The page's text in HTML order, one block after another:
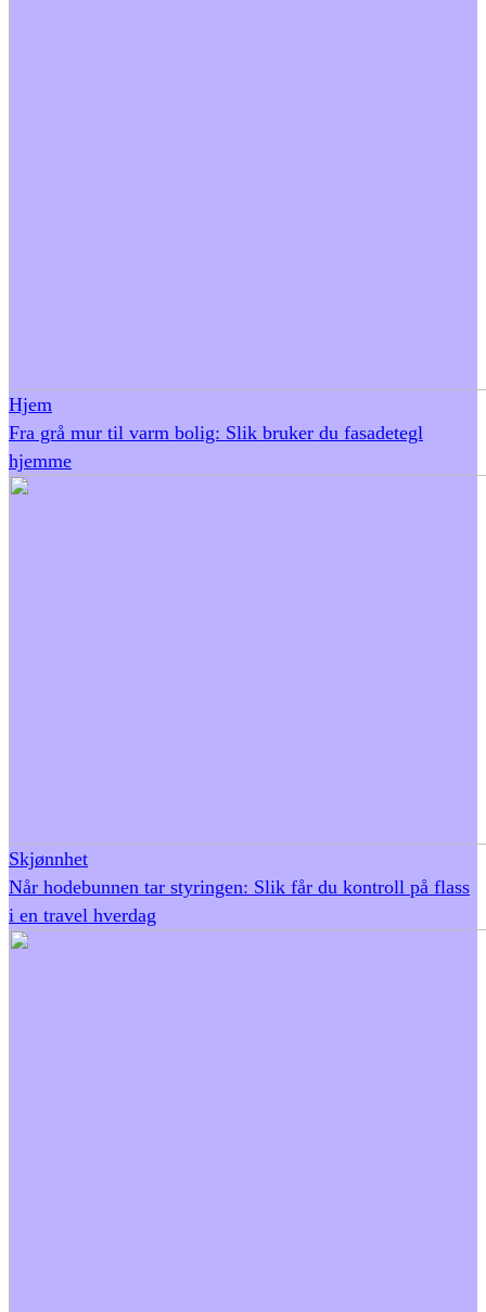
Hjem
Fra grå mur til varm bolig: Slik bruker du fasadetegl
hjemme
Skjønnhet
Når hodebunnen tar styringen: Slik får du kontroll på flass
i en travel hverdag